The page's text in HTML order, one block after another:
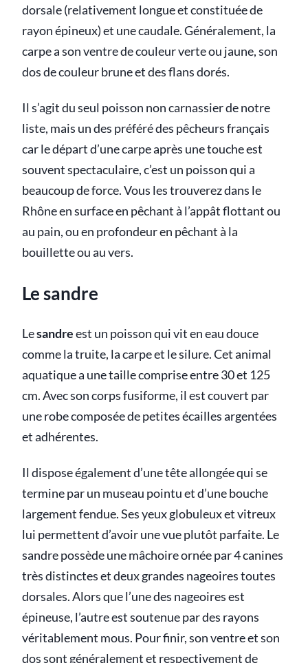
dorsale (relativement longue et constituée de
rayon épineux) et une caudale. Généralement, la
carpe a son ventre de couleur verte ou jaune, son
dos de couleur brune et des flans dorés.
Il s’agit du seul poisson non carnassier de notre
liste, mais un des préféré des pêcheurs français
car le départ d’une carpe après une touche est
souvent spectaculaire, c’est un poisson qui a
beaucoup de force. Vous les trouverez dans le
Rhône en surface en pêchant à l’appât flottant ou
au pain, ou en profondeur en pêchant à la
bouillette ou au vers.
Le sandre
Lesandreest un poisson qui vit en eau douce
comme la truite, la carpe et le silure. Cet animal
aquatique a une taille comprise entre 30 et 125
cm. Avec son corps fusiforme, il est couvert par
une robe composée de petites écailles argentées
et adhérentes.
Il dispose également d’une tête allongée qui se
termine par un museau pointu et d’une bouche
largement fendue. Ses yeux globuleux et vitreux
lui permettent d’avoir une vue plutôt parfaite. Le
sandre possède une mâchoire ornée par 4 canines
très distinctes et deux grandes nageoires toutes
dorsales. Alors que l’une des nageoires est
épineuse, l’autre est soutenue par des rayons
véritablement mous. Pour finir, son ventre et son
dos sont généralement et respectivement de